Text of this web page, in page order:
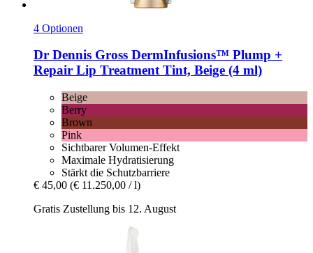
4 Optionen
Dr Dennis Gross DermInfusions™ Plump +
Repair Lip Treatment Tint, Beige (4 ml)
Beige
Berry
Brown
Pink
Sichtbarer Volumen-Effekt
Maximale Hydratisierung
Stärkt die Schutzbarriere
€ 45,00 (€ 11.250,00 / l)
Gratis Zustellung bis 12. August